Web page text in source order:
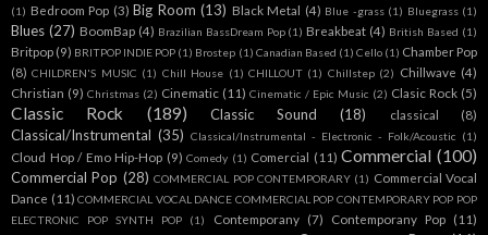
(1) Bedroom Pop (3) Big Room (13) Black Metal (4) Blue -grass (1) Bluegrass (1)
Blues (27) BoomBap (4) Brazilian BassDream Pop (1) Breakbeat (4) British Based (1)
Britpop (9) BRITPOP INDIE POP (1) Brostep (1) Canadian Based (1) Cello (1) Chamber Pop
(8) CHILDREN'S MUSIC (1) Chill House (1) CHILLOUT (1) Chillstep (2) Chillwave (4)
Christian (9) Christmas (2) Cinematic (11) Cinematic / Epic Music (2) Clasic Rock (5)
Classic Rock (189) Classic Sound (18) classical (8)
Classical/Instrumental (35) Classical/Instrumental - Electronic - Folk/Acoustic (1)
Cloud Hop / Emo Hip-Hop (9) Comedy (1) Comercial (11) Commercial (100)
Commercial Pop (28) COMMERCIAL POP CONTEMPORARY (1) Commercial Vocal
Dance (11) COMMERCIAL VOCAL DANCE COMMERCIAL POP CONTEMPORARY POP POP
ELECTRONIC POP SYNTH POP
(1) Contemporany (7) Contemporany Pop (11)